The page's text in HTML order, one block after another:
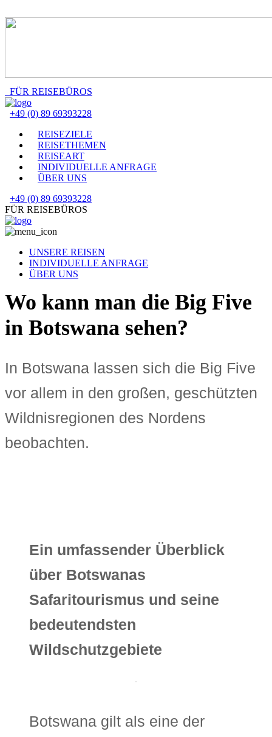
FÜR REISEBÜROS
+49 (0) 89 69393228
REISEZIELE
REISETHEMEN
REISEART
INDIVIDUELLE ANFRAGE
ÜBER UNS
+49 (0) 89 69393228
FÜR REISEBÜROS
UNSERE REISEN
INDIVIDUELLE ANFRAGE
ÜBER UNS
Wo kann man die Big Five
in Botswana sehen?
In Botswana lassen sich die Big Five
vor allem in den großen, geschützten
Wildnisregionen des Nordens
beobachten.
Ein umfassender Überblick
über Botswanas
Safaritourismus und seine
bedeutendsten
Wildschutzgebiete
Botswana gilt als eine der